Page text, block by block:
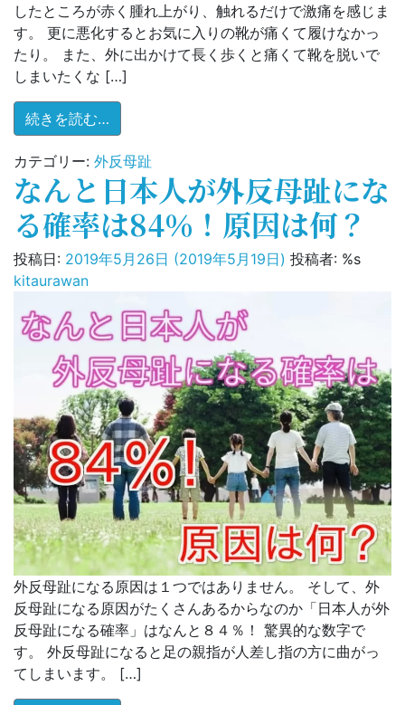
したところが赤く腫れ上がり、触れるだけで激痛を感じま
す。 更に悪化するとお気に入りの靴が痛くて履けなかっ
たり。 また、外に出かけて長く歩くと痛くて靴を脱いで
しまいたくな […]
続きを読む…
カテゴリー: 外反母趾
なんと日本人が外反母趾にな
る確率は84％！原因は何？
投稿日: 2019年5月26日 (2019年5月19日) 投稿者: %s
kitaurawan
外反母趾になる原因は１つではありません。 そして、外
反母趾になる原因がたくさんあるからなのか「日本人が外
反母趾になる確率」はなんと８４％！ 驚異的な数字で
す。 外反母趾になると足の親指が人差し指の方に曲がっ
てしまいます。 […]